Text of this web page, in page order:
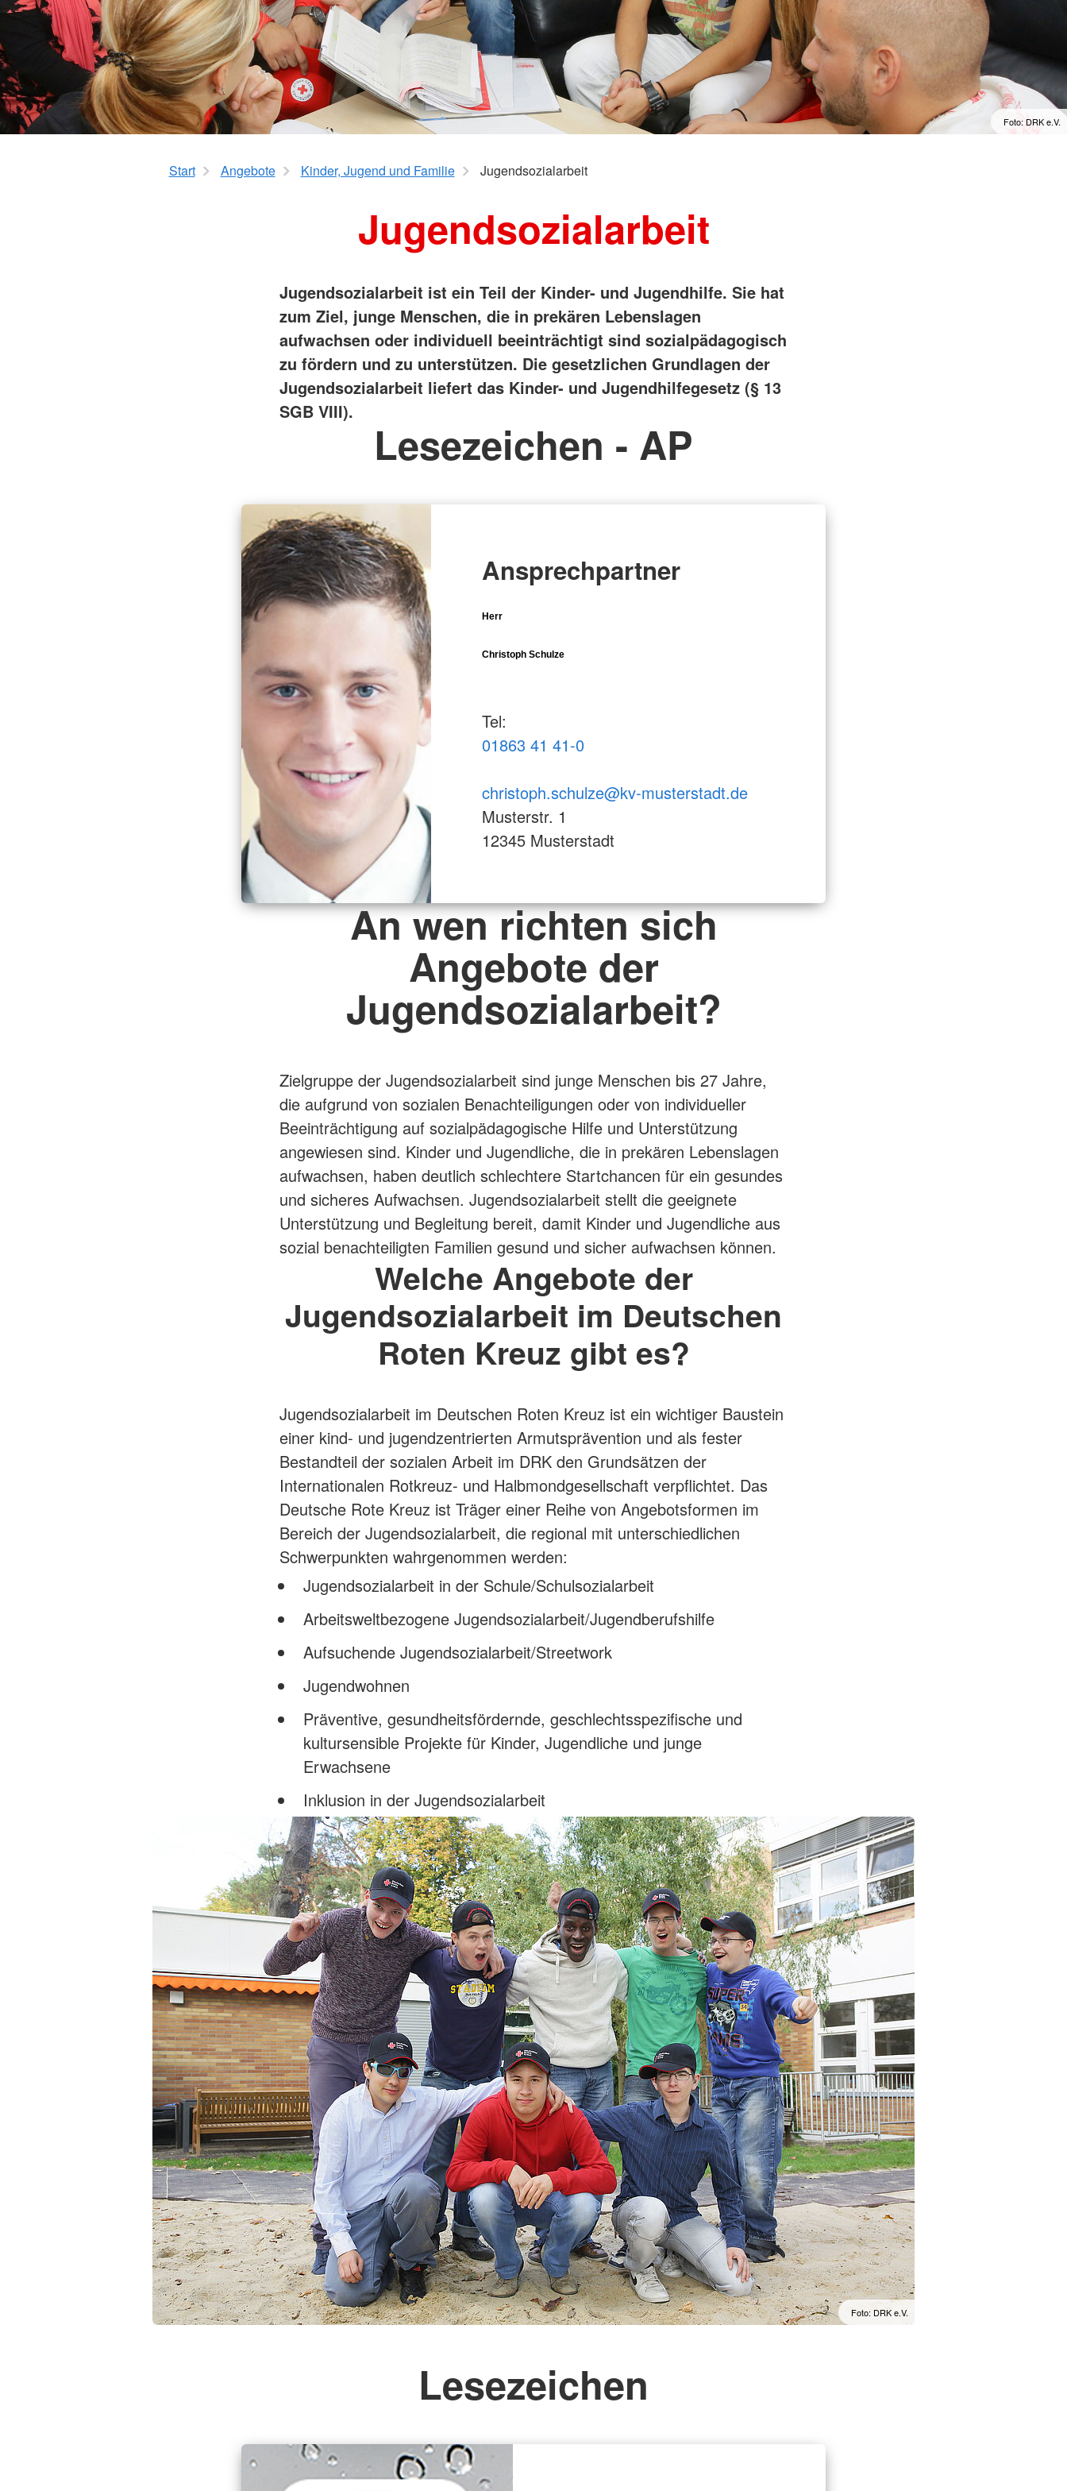
MD-Prüfung
HaushaltsService
Fresh Up in Erster Hilfe
Foto: DRK e.V.
Start Angebote Kinder, Jugend und Familie Jugendsozialarbeit
Jugendsozialarbeit
Jugendsozialarbeit ist ein Teil der Kinder- und Jugendhilfe. Sie hat
zum Ziel, junge Menschen, die in prekären Lebenslagen
aufwachsen oder individuell beeinträchtigt sind sozialpädagogisch
zu fördern und zu unterstützen. Die gesetzlichen Grundlagen der
Jugendsozialarbeit liefert das Kinder- und Jugendhilfegesetz (§ 13
SGB VIII).
Lesezeichen - AP
Ansprechpartner
Herr
Christoph Schulze
Tel:
01863 41 41-0
christoph.schulze@kv-musterstadt.de
Musterstr. 1
12345 Musterstadt
An wen richten sich
Angebote der
Jugendsozialarbeit?
Zielgruppe der Jugendsozialarbeit sind junge Menschen bis 27 Jahre,
die aufgrund von sozialen Benachteiligungen oder von individueller
Beeinträchtigung auf sozialpädagogische Hilfe und Unterstützung
angewiesen sind. Kinder und Jugendliche, die in prekären Lebenslagen
aufwachsen, haben deutlich schlechtere Startchancen für ein gesundes
und sicheres Aufwachsen. Jugendsozialarbeit stellt die geeignete
Unterstützung und Begleitung bereit, damit Kinder und Jugendliche aus
sozial benachteiligten Familien gesund und sicher aufwachsen können.
Foto: DRK e.V.
Welche Angebote der
Jugendsozialarbeit im Deutschen
Roten Kreuz gibt es?
Jugendsozialarbeit im Deutschen Roten Kreuz ist ein wichtiger Baustein
einer kind- und jugendzentrierten Armutsprävention und als fester
Bestandteil der sozialen Arbeit im DRK den Grundsätzen der
Internationalen Rotkreuz- und Halbmondgesellschaft verpflichtet. Das
Deutsche Rote Kreuz ist Träger einer Reihe von Angebotsformen im
Bereich der Jugendsozialarbeit, die regional mit unterschiedlichen
Schwerpunkten wahrgenommen werden:
Jugendsozialarbeit in der Schule/Schulsozialarbeit
Arbeitsweltbezogene Jugendsozialarbeit/Jugendberufshilfe
Aufsuchende Jugendsozialarbeit/Streetwork
Jugendwohnen
Präventive, gesundheitsfördernde, geschlechtsspezifische und
kultursensible Projekte für Kinder, Jugendliche und junge
Erwachsene
Inklusion in der Jugendsozialarbeit
Lesezeichen